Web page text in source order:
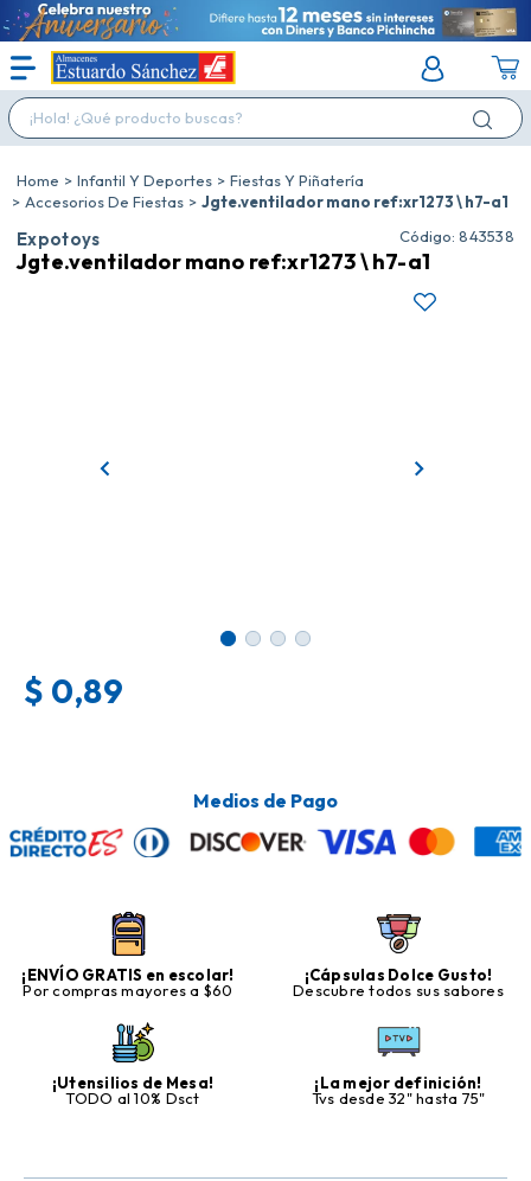
¡Hola! ¿Qué producto buscas?
Infantil Y Deportes
Fiestas Y Piñatería
Accesorios De Fiestas
Jgte.ventilador mano ref:xr1273 \ h7-a1
Expotoys : 843538
Jgte.ventilador mano ref:xr1273 \ h7-a1
$ 0,89
Medios de Pago
¡ENVÍO GRATIS en escolar!
Por compras mayores a $60
¡Cápsulas Dolce Gusto!
Descubre todos sus sabores
¡Utensilios de Mesa!
TODO al 10% Dsct
¡La mejor definición!
Tvs desde 32" hasta 75"